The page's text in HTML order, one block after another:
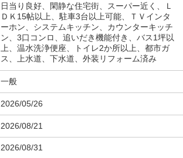
日当り良好、閑静な住宅街、スーパー近く、Ｌ
ＤＫ15帖以上、駐車3台以上可能、ＴＶインタ
ーホン、システムキッチン、カウンターキッチ
ン、3口コンロ、追いだき機能付き、バス1坪以
上、温水洗浄便座、トイレ2か所以上、都市ガ
ス、上水道、下水道、外装リフォーム済み
一般
2026/05/26
2026/08/21
2026/08/31